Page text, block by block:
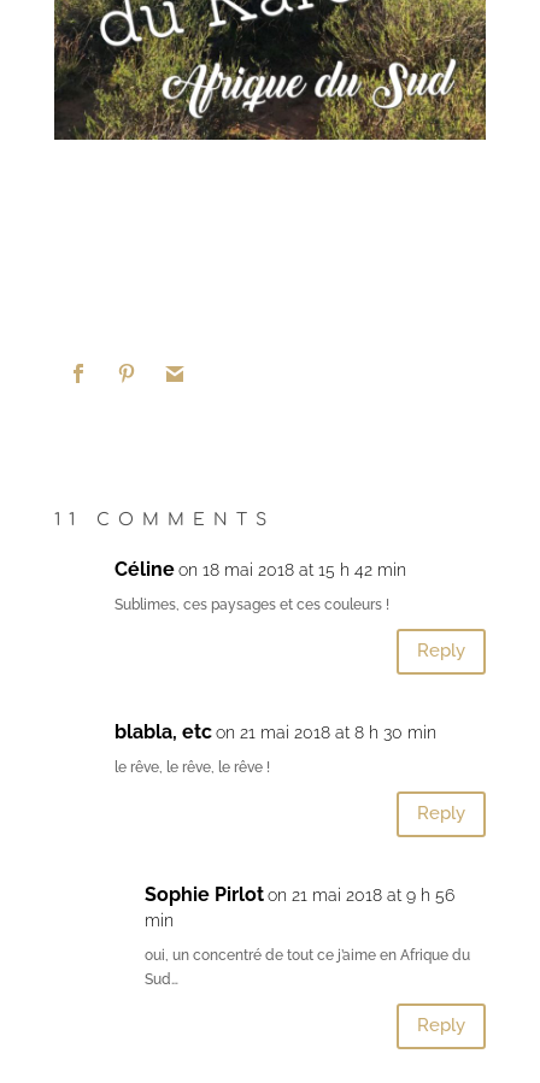
11 COMMENTS
Céline on 18 mai 2018 at 15 h 42 min
Sublimes, ces paysages et ces couleurs !
Reply
blabla, etc on 21 mai 2018 at 8 h 30 min
le rêve, le rêve, le rêve !
Reply
Sophie Pirlot on 21 mai 2018 at 9 h 56
min
oui, un concentré de tout ce j’aime en Afrique du
Sud…
Reply